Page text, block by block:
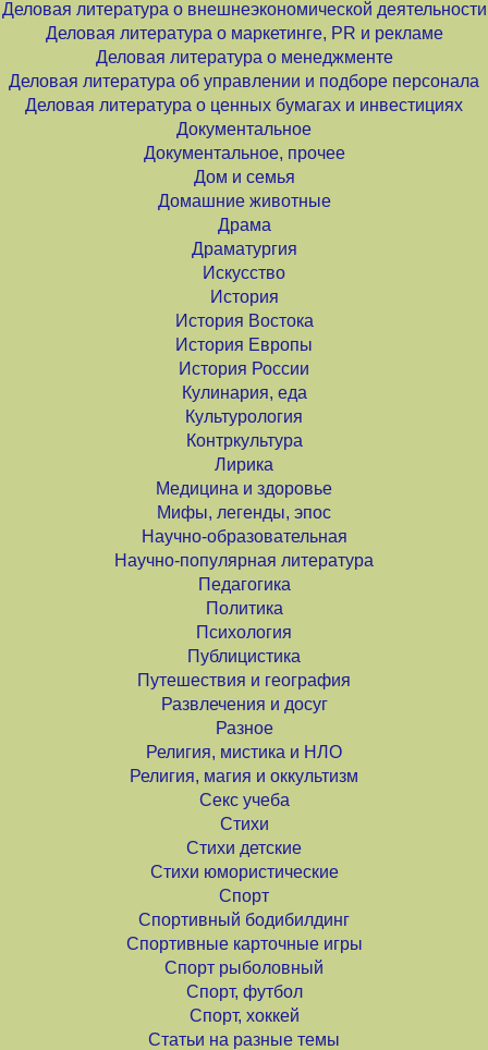
Деловая литература о внешнеэкономической деятельности
Деловая литература о маркетинге, PR и рекламе
Деловая литература о менеджменте
Деловая литература об управлении и подборе персонала
Деловая литература о ценных бумагах и инвестициях
Документальное
Документальное, прочее
Дом и семья
Домашние животные
Драма
Драматургия
Искусство
История
История Востока
История Европы
История России
Кулинария, еда
Культурология
Контркультура
Лирика
Медицина и здоровье
Мифы, легенды, эпос
Научно-образовательная
Научно-популярная литература
Педагогика
Политика
Психология
Публицистика
Путешествия и география
Развлечения и досуг
Разное
Религия, мистика и НЛО
Религия, магия и оккультизм
Секс учеба
Стихи
Стихи детские
Стихи юмористические
Спорт
Спортивный бодибилдинг
Спортивные карточные игры
Спорт рыболовный
Спорт, футбол
Спорт, хоккей
Статьи на разные темы